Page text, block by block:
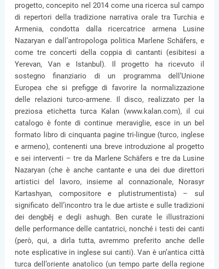
progetto, concepito nel 2014 come una ricerca sul campo
di repertori della tradizione narrativa orale tra Turchia e
Armenia, condotta dalla ricercatrice armena Lusine
Nazaryan e dall’antropologa politica Marlene Schäfers, e
come tre concerti della coppia di cantanti (esibitesi a
Yerevan, Van e Istanbul). Il progetto ha ricevuto il
sostegno finanziario di un programma dell’Unione
Europea che si prefigge di favorire la normalizzazione
delle relazioni turco-armene. Il disco, realizzato per la
preziosa etichetta turca Kalan (www.kalan.com), il cui
catalogo è fonte di continue meraviglie, esce in un bel
formato libro di cinquanta pagine tri-lingue (turco, inglese
e armeno), contenenti una breve introduzione al progetto
e sei interventi – tre da Marlene Schäfers e tre da Lusine
Nazaryan (che è anche cantante e una dei due direttori
artistici del lavoro, insieme al connazionale, Norasyr
Kartashyan, compositore e plutistrumentista) – sul
significato dell’incontro tra le due artiste e sulle tradizioni
dei dengbêj e degli ashugh. Ben curate le illustrazioni
delle performance delle cantatrici, nonché i testi dei canti
(però, qui, a dirla tutta, avremmo preferito anche delle
note esplicative in inglese sui canti). Van è un’antica città
turca dell’oriente anatolico (un tempo parte della regione